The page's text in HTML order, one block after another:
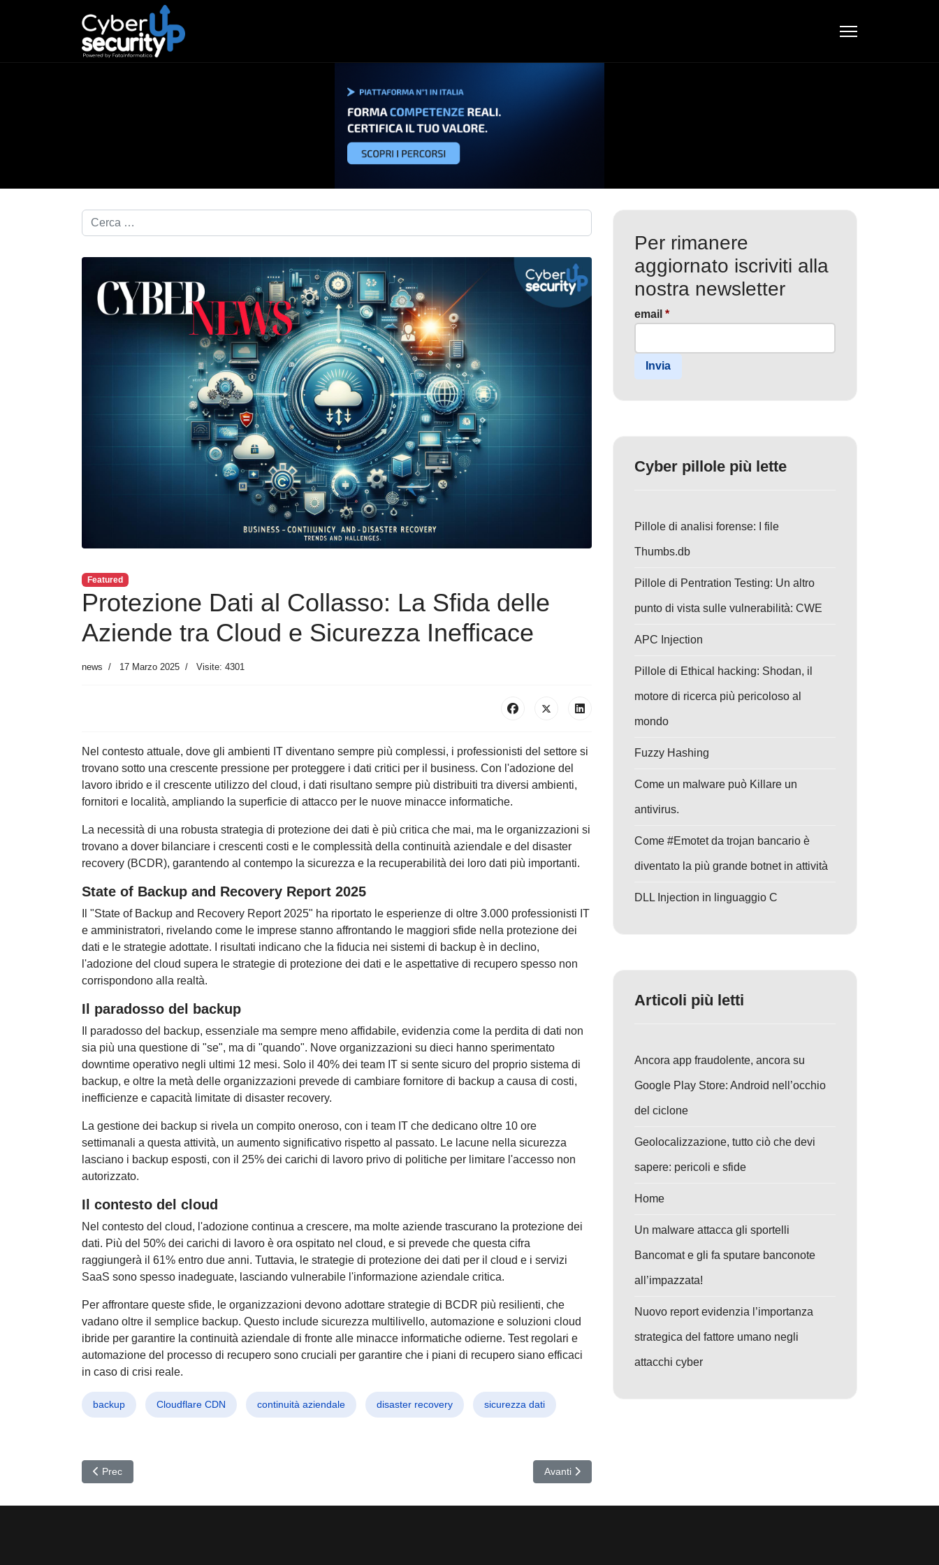
Cerca nel blog...
Featured
Protezione Dati al Collasso: La Sfida delle
Aziende tra Cloud e Sicurezza Inefficace
news 17 Marzo 2025 Visite: 4301
Nel contesto attuale, dove gli ambienti IT diventano sempre più complessi, i professionisti del settore si
trovano sotto una crescente pressione per proteggere i dati critici per il business. Con l'adozione del
lavoro ibrido e il crescente utilizzo del cloud, i dati risultano sempre più distribuiti tra diversi ambienti,
fornitori e località, ampliando la superficie di attacco per le nuove minacce informatiche.
La necessità di una robusta strategia di protezione dei dati è più critica che mai, ma le organizzazioni si
trovano a dover bilanciare i crescenti costi e le complessità della continuità aziendale e del disaster
recovery (BCDR), garantendo al contempo la sicurezza e la recuperabilità dei loro dati più importanti.
State of Backup and Recovery Report 2025
Il "State of Backup and Recovery Report 2025" ha riportato le esperienze di oltre 3.000 professionisti IT
e amministratori, rivelando come le imprese stanno affrontando le maggiori sfide nella protezione dei
dati e le strategie adottate. I risultati indicano che la fiducia nei sistemi di backup è in declino,
l'adozione del cloud supera le strategie di protezione dei dati e le aspettative di recupero spesso non
corrispondono alla realtà.
Il paradosso del backup
Il paradosso del backup, essenziale ma sempre meno affidabile, evidenzia come la perdita di dati non
sia più una questione di "se", ma di "quando". Nove organizzazioni su dieci hanno sperimentato
downtime operativo negli ultimi 12 mesi. Solo il 40% dei team IT si sente sicuro del proprio sistema di
backup, e oltre la metà delle organizzazioni prevede di cambiare fornitore di backup a causa di costi,
inefficienze e capacità limitate di disaster recovery.
La gestione dei backup si rivela un compito oneroso, con i team IT che dedicano oltre 10 ore
settimanali a questa attività, un aumento significativo rispetto al passato. Le lacune nella sicurezza
lasciano i backup esposti, con il 25% dei carichi di lavoro privo di politiche per limitare l'accesso non
autorizzato.
Il contesto del cloud
Nel contesto del cloud, l'adozione continua a crescere, ma molte aziende trascurano la protezione dei
dati. Più del 50% dei carichi di lavoro è ora ospitato nel cloud, e si prevede che questa cifra
raggiungerà il 61% entro due anni. Tuttavia, le strategie di protezione dei dati per il cloud e i servizi
SaaS sono spesso inadeguate, lasciando vulnerabile l'informazione aziendale critica.
Per affrontare queste sfide, le organizzazioni devono adottare strategie di BCDR più resilienti, che
vadano oltre il semplice backup. Questo include sicurezza multilivello, automazione e soluzioni cloud
ibride per garantire la continuità aziendale di fronte alle minacce informatiche odierne. Test regolari e
automazione del processo di recupero sono cruciali per garantire che i piani di recupero siano efficaci
in caso di crisi reale.
backup Cloudflare CDN continuità aziendale disaster recovery sicurezza dati
Articolo precedente: UNC3886: L'Invisibile Minaccia Cinese ai Router Obsoleti di Juniper Networks
Prec Articolo successivo: Vulnerabilità Critica in FreeType: Aggiornamenti Urgenti per
Avanti
Per rimanere
aggiornato iscriviti alla
nostra newsletter
email *
Invia
Cyber pillole più lette
Pillole di analisi forense: I file
Thumbs.db
Pillole di Pentration Testing: Un altro
punto di vista sulle vulnerabilità: CWE
APC Injection
Pillole di Ethical hacking: Shodan, il
motore di ricerca più pericoloso al
mondo
Fuzzy Hashing
Come un malware può Killare un
antivirus.
Come #Emotet da trojan bancario è
diventato la più grande botnet in attività
DLL Injection in linguaggio C
Articoli più letti
Ancora app fraudolente, ancora su
Google Play Store: Android nell’occhio
del ciclone
Geolocalizzazione, tutto ciò che devi
sapere: pericoli e sfide
Home
Un malware attacca gli sportelli
Bancomat e gli fa sputare banconote
all’impazzata!
Nuovo report evidenzia l’importanza
strategica del fattore umano negli
attacchi cyber